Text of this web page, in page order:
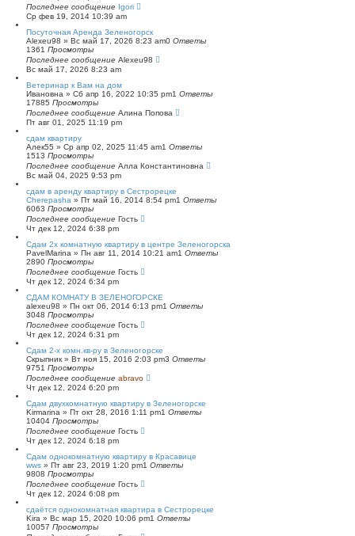
Последнее сообщение Igori
Ср фев 19, 2014 10:39 am
Посуточная Аренда Зеленогорск
Alexeu98 » Вс май 17, 2026 8:23 am0 Ответы
1361 Просмотры
Последнее сообщение Alexeu98
Вс май 17, 2026 8:23 am
Ветеринар к Вам на дом
Ивановна » Сб апр 16, 2022 10:35 pm1 Ответы
17885 Просмотры
Последнее сообщение Алина Попова
Пт авг 01, 2025 11:19 pm
сдам квартиру
Алек55 » Ср апр 02, 2025 11:45 am1 Ответы
1513 Просмотры
Последнее сообщение Алла Константиновна
Вс май 04, 2025 9:53 pm
сдам в аренду квартиру в Сестрорецке
Cherepasha » Пт май 16, 2014 8:54 pm1 Ответы
6063 Просмотры
Последнее сообщение Гость
Чт дек 12, 2024 6:38 pm
Сдам 2х комнатную квартиру в центре Зеленогорска
PavelMarina » Пн авг 11, 2014 10:21 am1 Ответы
2890 Просмотры
Последнее сообщение Гость
Чт дек 12, 2024 6:34 pm
СДАМ КОМНАТУ В ЗЕЛЕНОГОРСКЕ
alexeu98 » Пн окт 06, 2014 6:13 pm1 Ответы
3048 Просмотры
Последнее сообщение Гость
Чт дек 12, 2024 6:31 pm
Сдам 2-х комн.кв-ру в Зеленогорске
Скрыпник » Вт ноя 15, 2016 2:03 pm3 Ответы
9751 Просмотры
Последнее сообщение abravo
Чт дек 12, 2024 6:20 pm
Сдам двухкомнатную квартиру в Зеленогорске
Kirmarina » Пт окт 28, 2016 1:11 pm1 Ответы
10404 Просмотры
Последнее сообщение Гость
Чт дек 12, 2024 6:18 pm
Сдам однокомнатную квартиру в Красавице
wws » Пт авг 23, 2019 1:20 pm1 Ответы
9808 Просмотры
Последнее сообщение Гость
Чт дек 12, 2024 6:08 pm
сдаётся однокомнатная квартира в Сестрорецке
Kira » Вс мар 15, 2020 10:06 pm1 Ответы
10057 Просмотры